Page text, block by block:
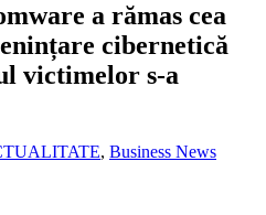
a rămas cea
cibernetică
victimelor s-a
, Business News